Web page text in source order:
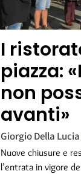
I
piazza:
non
avanti»
Giorgio Della Lucia
Nuove chiusure e
l’entrata in vigore